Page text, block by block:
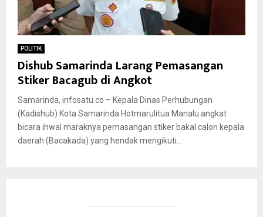
POLITIK
Dishub Samarinda Larang Pemasangan
Stiker Bacagub di Angkot
Samarinda, infosatu.co – Kepala Dinas Perhubungan
(Kadishub) Kota Samarinda Hotmarulitua Manalu angkat
bicara ihwal maraknya pemasangan stiker bakal calon kepala
daerah (Bacakada) yang hendak mengikuti...